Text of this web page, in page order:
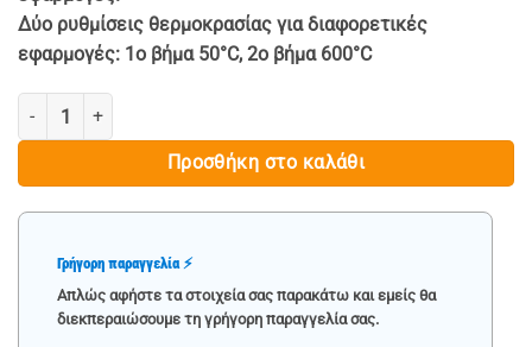
Δύο ρυθμίσεις θερμοκρασίας για διαφορετικές
εφαρμογές: 1ο βήμα 50°C, 2ο βήμα 600°C
ΗΛΕΚΤΡΙΚΟΣ ΚΑΥΣΤΗΡΑΣ ΖΙΖΑΝΙΩΝ 2kW MAR-POL ποσότητα
Προσθήκη στο καλάθι
Γρήγορη παραγγελία ⚡
Απλώς αφήστε τα στοιχεία σας παρακάτω και εμείς θα
διεκπεραιώσουμε τη γρήγορη παραγγελία σας.